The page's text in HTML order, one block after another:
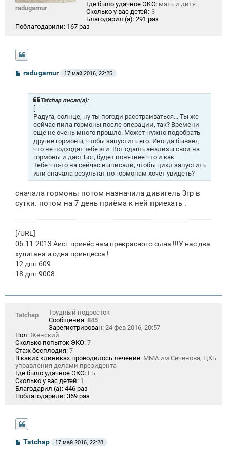
radugamur
Где было удачное ЭКО: мать и дитя
Сколько у вас детей: 3
Благодарил (а): 291 раз
Поблагодарили: 167 раз
С
о
radugamur 17 май 2016, 22:25
Tatchap писал(а):
Радуга, солнце, ну ты погоди расстраиваться... Ты же
сейчас пила гормоны после операции, так? Времени
еще не очень много прошло. Может нужно подобрать
другие гормоны, чтобы запустить его. Иногда бывает,
что не подходят тебе эти. Вот сдашь анализы свои на
гормоны и даст Бог, будет понятнее что и как.
Тебе что-то на сейчас выписали, чтобы цикл запустить
или сначала результат по гормонам хочет увидеть?
сначала гормоны потом назначила дивигель 3гр в
сутки. потом на 7 день приёма к ней приехать .
[/URL]
06.11.2013 Аист принёс нам прекрасного сына !!!У нас два
хулигана и одна принцесса !
12 дпп 609
18 дпп 9008
Tatchap
Трудный подросток
Сообщения: 845
Зарегистрирован: 24 фев 2016, 20:57
Пол: Женский
Сколько попыток ЭКО: 7
Стаж бесплодия: 7
В каких клиниках проводилось лечение: ММА им.Сеченова, ЦКБ
управления делами президента
Где было удачное ЭКО: ЕБ
Сколько у вас детей: 1
Благодарил (а): 446 раз
Поблагодарили: 369 раз
СTatchap 17 май 2016, 22:28